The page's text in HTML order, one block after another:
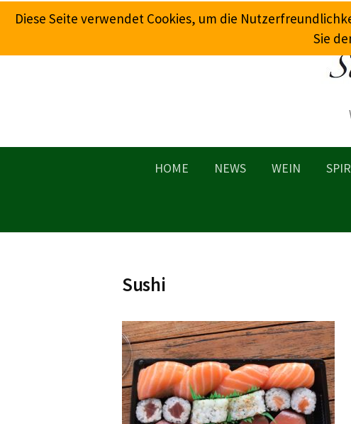
Springe
zum
HOME NEWS WEIN
Sushi
Diese Seite verwendet Cookies, um die
Sie